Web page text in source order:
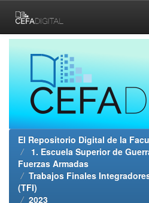
navigation
El Repositorio Digital de la
1. Escuela Superior de
Fuerzas Armadas
Trabajos Finales
(TFI)
2023